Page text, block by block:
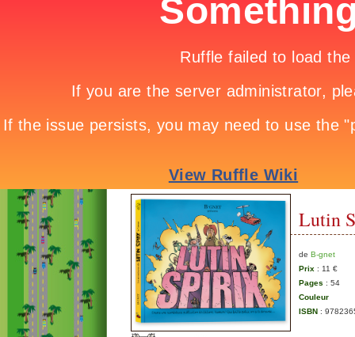
Lutin
de B-gnet
Prix : 11 €
Pages : 54
Couleur
ISBN :